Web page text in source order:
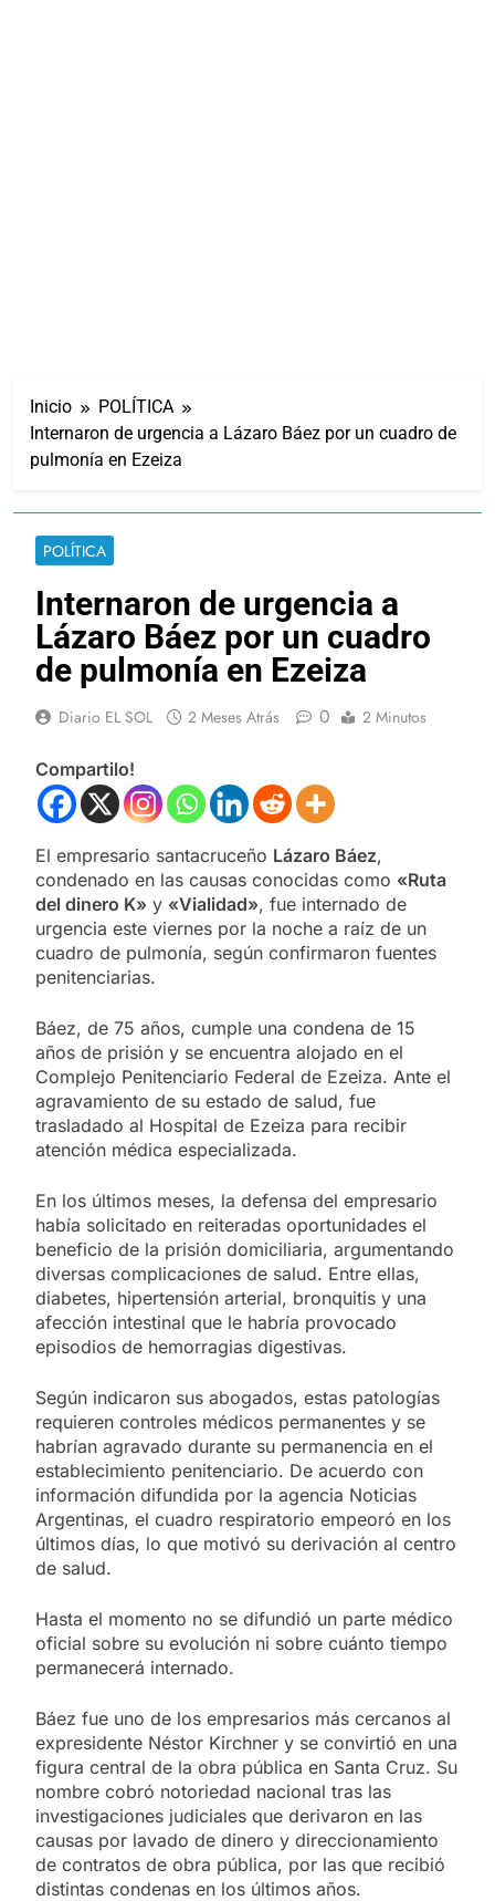
Inicio
POLÍTICA
Internaron de urgencia a Lázaro Báez por un cuadro de
pulmonía en Ezeiza
POLÍTICA
Internaron de urgencia a
Lázaro Báez por un cuadro
de pulmonía en Ezeiza
Diario EL SOL 2 Meses Atrás 0 2 Minutos
Compartilo!
El empresario santacruceño Lázaro Báez,
condenado en las causas conocidas como «Ruta
del dinero K» y «Vialidad», fue internado de
urgencia este viernes por la noche a raíz de un
cuadro de pulmonía, según confirmaron fuentes
penitenciarias.
Báez, de 75 años, cumple una condena de 15
años de prisión y se encuentra alojado en el
Complejo Penitenciario Federal de Ezeiza. Ante el
agravamiento de su estado de salud, fue
trasladado al Hospital de Ezeiza para recibir
atención médica especializada.
En los últimos meses, la defensa del empresario
había solicitado en reiteradas oportunidades el
beneficio de la prisión domiciliaria, argumentando
diversas complicaciones de salud. Entre ellas,
diabetes, hipertensión arterial, bronquitis y una
afección intestinal que le habría provocado
episodios de hemorragias digestivas.
Según indicaron sus abogados, estas patologías
requieren controles médicos permanentes y se
habrían agravado durante su permanencia en el
establecimiento penitenciario. De acuerdo con
información difundida por la agencia Noticias
Argentinas, el cuadro respiratorio empeoró en los
últimos días, lo que motivó su derivación al centro
de salud.
Hasta el momento no se difundió un parte médico
oficial sobre su evolución ni sobre cuánto tiempo
permanecerá internado.
Báez fue uno de los empresarios más cercanos al
expresidente Néstor Kirchner y se convirtió en una
figura central de la obra pública en Santa Cruz. Su
nombre cobró notoriedad nacional tras las
investigaciones judiciales que derivaron en las
causas por lavado de dinero y direccionamiento
de contratos de obra pública, por las que recibió
distintas condenas en los últimos años.